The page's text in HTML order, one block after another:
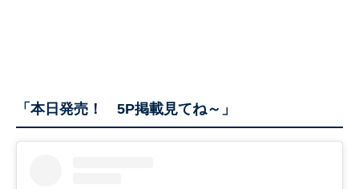
「本日発売！ 5P掲載見てね～」